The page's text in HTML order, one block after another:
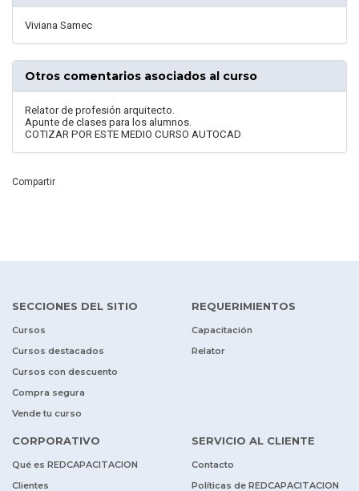
Viviana Samec
Otros comentarios asociados al curso
Relator de profesión arquitecto.
Apunte de clases para los alumnos.
COTIZAR POR ESTE MEDIO CURSO AUTOCAD
Compartir
SECCIONES DEL SITIO
Cursos
Cursos destacados
Cursos con descuento
Compra segura
Vende tu curso
REQUERIMIENTOS
Capacitación
Relator
CORPORATIVO
Qué es REDCAPACITACION
Clientes
SERVICIO AL CLIENTE
Contacto
Políticas de REDCAPACITACION